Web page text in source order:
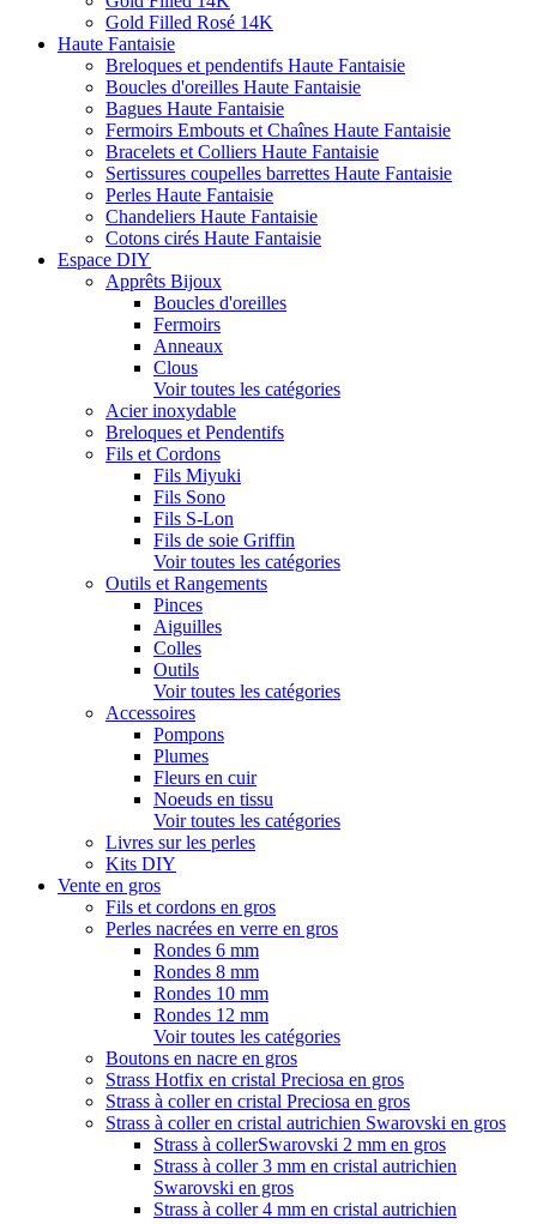
Gold Filled Rosé 14K
Haute Fantaisie
Breloques et pendentifs Haute Fantaisie
Boucles d'oreilles Haute Fantaisie
Bagues Haute Fantaisie
Fermoirs Embouts et Chaînes Haute Fantaisie
Bracelets et Colliers Haute Fantaisie
Sertissures coupelles barrettes Haute Fantaisie
Perles Haute Fantaisie
Chandeliers Haute Fantaisie
Cotons cirés Haute Fantaisie
Espace DIY
Apprêts Bijoux
Boucles d'oreilles
Fermoirs
Anneaux
Clous
Voir toutes les catégories
Acier inoxydable
Breloques et Pendentifs
Fils et Cordons
Fils Miyuki
Fils Sono
Fils S-Lon
Fils de soie Griffin
Voir toutes les catégories
Outils et Rangements
Pinces
Aiguilles
Colles
Outils
Voir toutes les catégories
Accessoires
Pompons
Plumes
Fleurs en cuir
Noeuds en tissu
Voir toutes les catégories
Livres sur les perles
Kits DIY
Vente en gros
Fils et cordons en gros
Perles nacrées en verre en gros
Rondes 6 mm
Rondes 8 mm
Rondes 10 mm
Rondes 12 mm
Voir toutes les catégories
Boutons en nacre en gros
Strass Hotfix en cristal Preciosa en gros
Strass à coller en cristal Preciosa en gros
Strass à coller en cristal autrichien Swarovski en gros
Strass à collerSwarovski 2 mm en gros
Strass à coller 3 mm en cristal autrichien
Swarovski en gros
Strass à coller 4 mm en cristal autrichien